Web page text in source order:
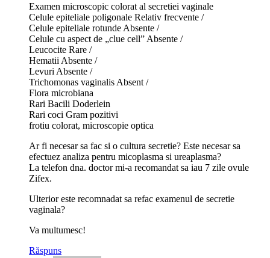
Examen microscopic colorat al secretiei vaginale
Celule epiteliale poligonale Relativ frecvente /
Celule epiteliale rotunde Absente /
Celule cu aspect de „clue cell” Absente /
Leucocite Rare /
Hematii Absente /
Levuri Absente /
Trichomonas vaginalis Absent /
Flora microbiana
Rari Bacili Doderlein
Rari coci Gram pozitivi
frotiu colorat, microscopie optica
Ar fi necesar sa fac si o cultura secretie? Este necesar sa
efectuez analiza pentru micoplasma si ureaplasma?
La telefon dna. doctor mi-a recomandat sa iau 7 zile ovule
Zifex.
Ulterior este recomnadat sa refac examenul de secretie
vaginala?
Va multumesc!
Răspuns